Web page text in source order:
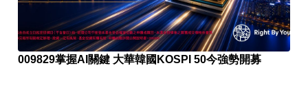
009829掌握AI關鍵 大華韓國KOSPI 50今強勢開募